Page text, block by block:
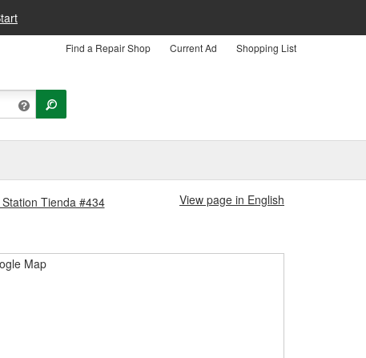
Find a Repair Shop Current Ad Shopping List
Tienda #434
View page in English